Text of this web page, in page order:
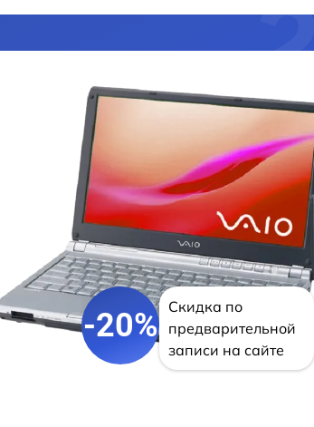
-20%
Скидка по
предварительной
записи на сайте